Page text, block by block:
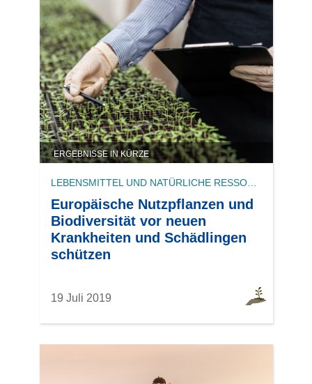
ERGEBNISSE IN KÜRZE
LEBENSMITTEL UND NATÜRLICHE RESSOURCEN
Europäische Nutzpflanzen und
Biodiversität vor neuen
Krankheiten und Schädlingen
schützen
19 Juli 2019